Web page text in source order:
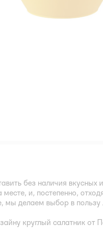
без наличия вкусных
и, постепенно,
мы делаем выбор в пользу
круглый салатник от